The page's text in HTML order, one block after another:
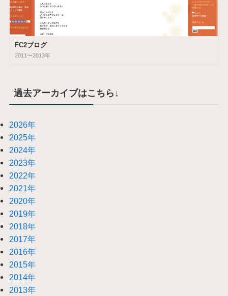
FC2ブログ
2011〜2013年
過去アーカイブはこちら↓
2026年
2025年
2024年
2023年
2022年
2021年
2020年
2019年
2018年
2017年
2016年
2015年
2014年
2013年